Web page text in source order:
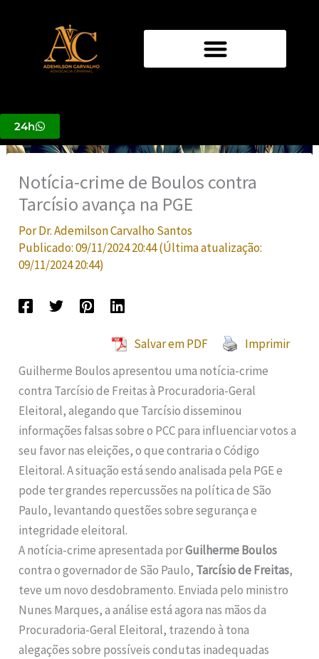
conteúdo
24h
Notícia-crime de Boulos contra
Tarcísio avança na PGE
PorDr. Ademilson Carvalho Santos
Publicado:09/11/2024 20:44(Última atualização:
09/11/2024 20:44)
Salvar em PDF
Imprimir
Guilherme Boulos apresentou uma notícia-crime
contra Tarcísio de Freitas à Procuradoria-Geral
Eleitoral, alegando que Tarcísio disseminou
informações falsas sobre o PCC para influenciar votos a
seu favor nas eleições, o que contraria o Código
Eleitoral. A situação está sendo analisada pela PGE e
pode ter grandes repercussões na política de São
Paulo, levantando questões sobre segurança e
integridade eleitoral.
A notícia-crime apresentada porGuilherme Boulos
contra o governador de São Paulo, Tarcísio de Freitas,
teve um novo desdobramento. Enviada pelo ministro
Nunes Marques, a análise está agora nas mãos da
Procuradoria-Geral Eleitoral, trazendo à tona
alegações sobre possíveis condutas inadequadas